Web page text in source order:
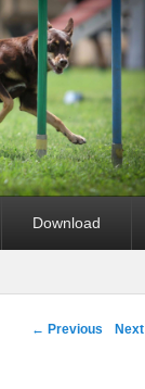
Download
Post navigation
← Previous Next